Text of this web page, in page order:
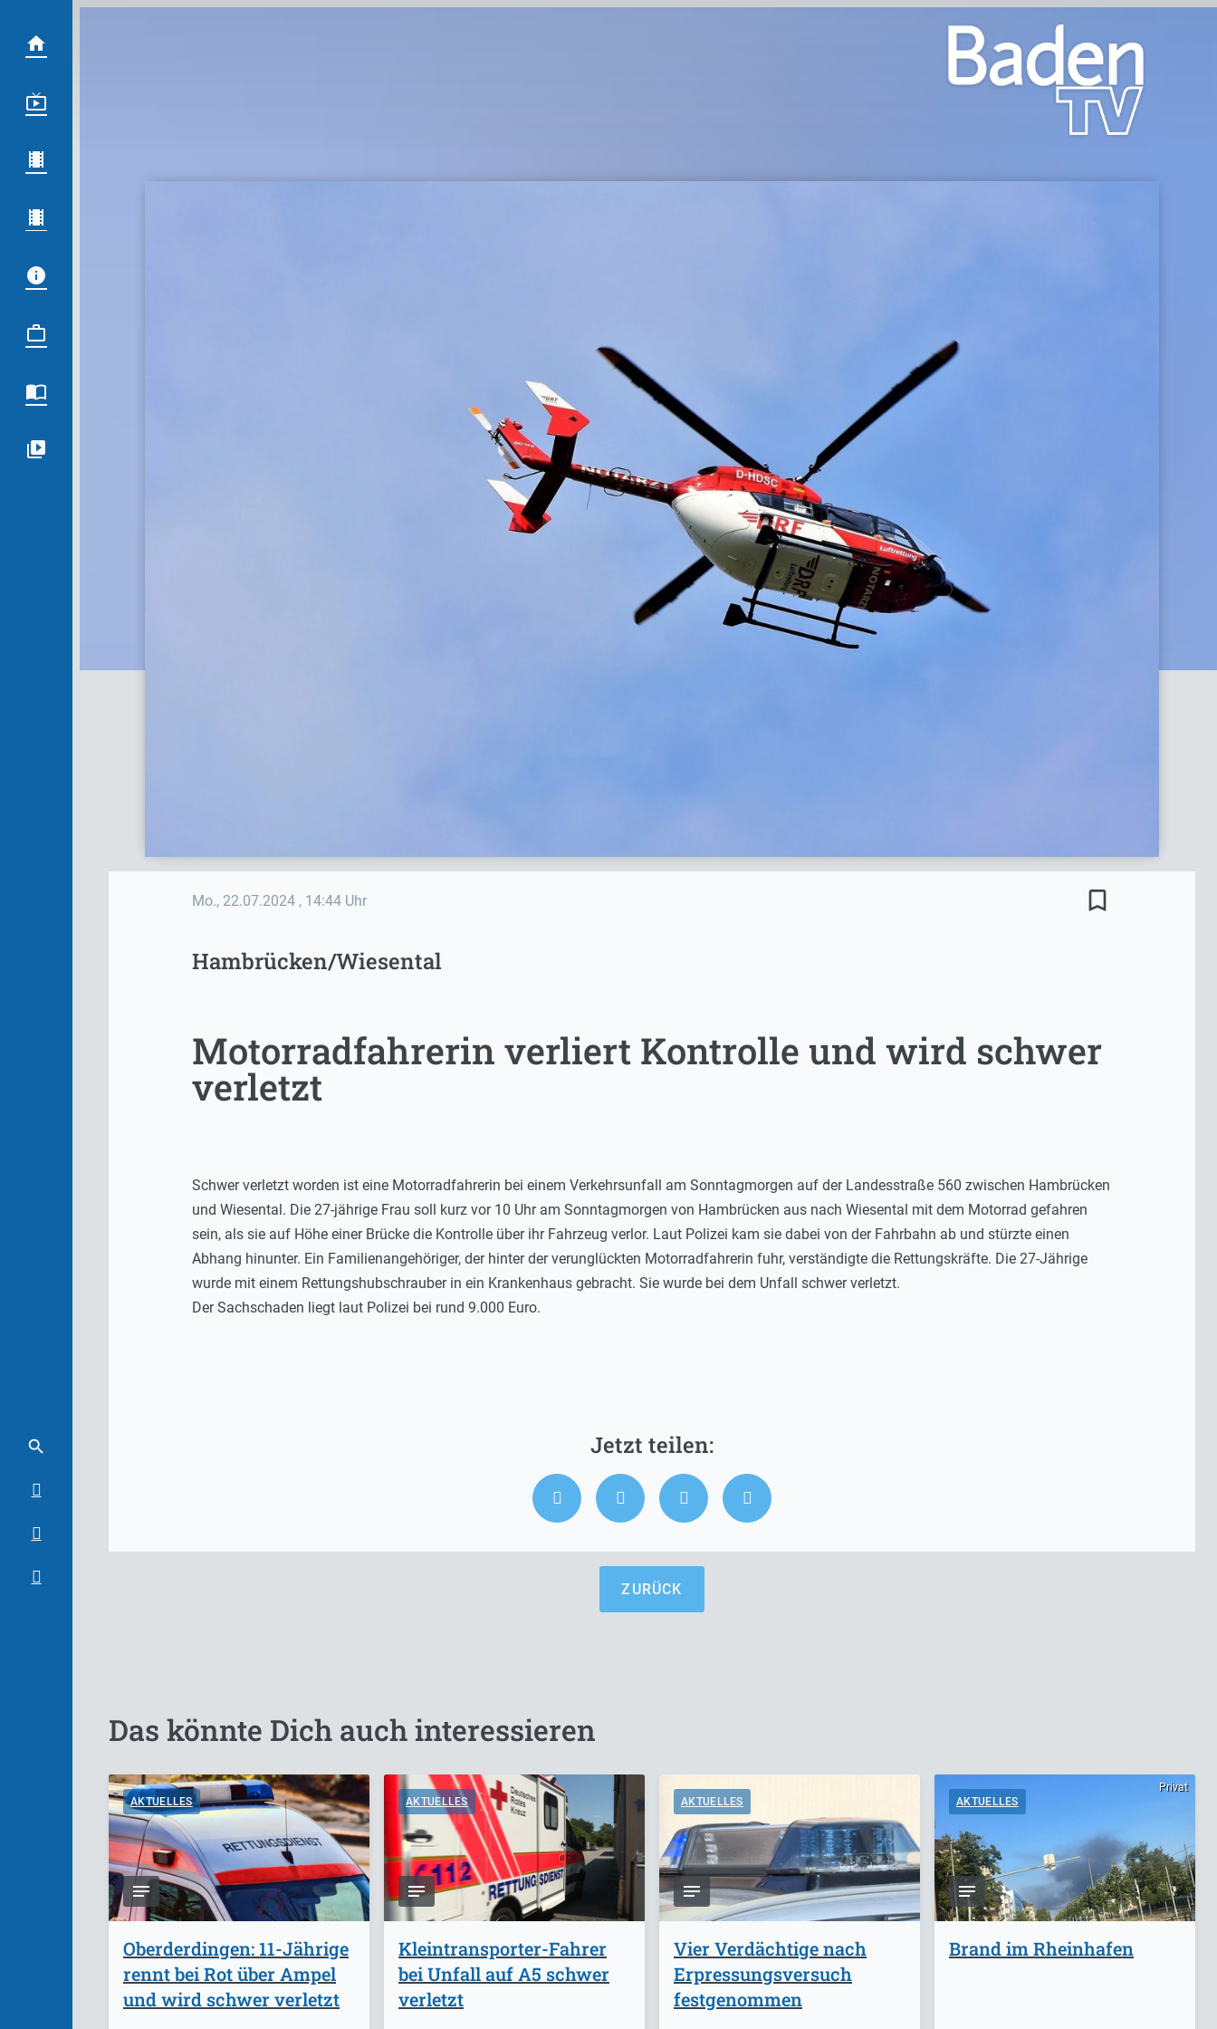
Mo., 22.07.2024 , 14:44 Uhr bookmark_border
Hambrücken/Wiesental
Motorradfahrerin verliert Kontrolle und wird schwer
verletzt
Schwer verletzt worden ist eine Motorradfahrerin bei einem Verkehrsunfall am Sonntagmorgen auf der Landesstraße 560 zwischen Hambrücken
und Wiesental. Die 27-jährige Frau soll kurz vor 10 Uhr am Sonntagmorgen von Hambrücken aus nach Wiesental mit dem Motorrad gefahren
sein, als sie auf Höhe einer Brücke die Kontrolle über ihr Fahrzeug verlor. Laut Polizei kam sie dabei von der Fahrbahn ab und stürzte einen
Abhang hinunter. Ein Familienangehöriger, der hinter der verunglückten Motorradfahrerin fuhr, verständigte die Rettungskräfte. Die 27-Jährige
wurde mit einem Rettungshubschrauber in ein Krankenhaus gebracht. Sie wurde bei dem Unfall schwer verletzt.
Der Sachschaden liegt laut Polizei bei rund 9.000 Euro.
ZURÜCK
Das könnte Dich auch interessieren
AKTUELLES
Oberderdingen: 11-Jährige
rennt bei Rot über Ampel
und wird schwer verletzt
AKTUELLES
Kleintransporter-Fahrer
bei Unfall auf A5 schwer
verletzt
AKTUELLES
Vier Verdächtige nach
Erpressungsversuch
festgenommen
Privat
AKTUELLES
Brand im Rheinhafen